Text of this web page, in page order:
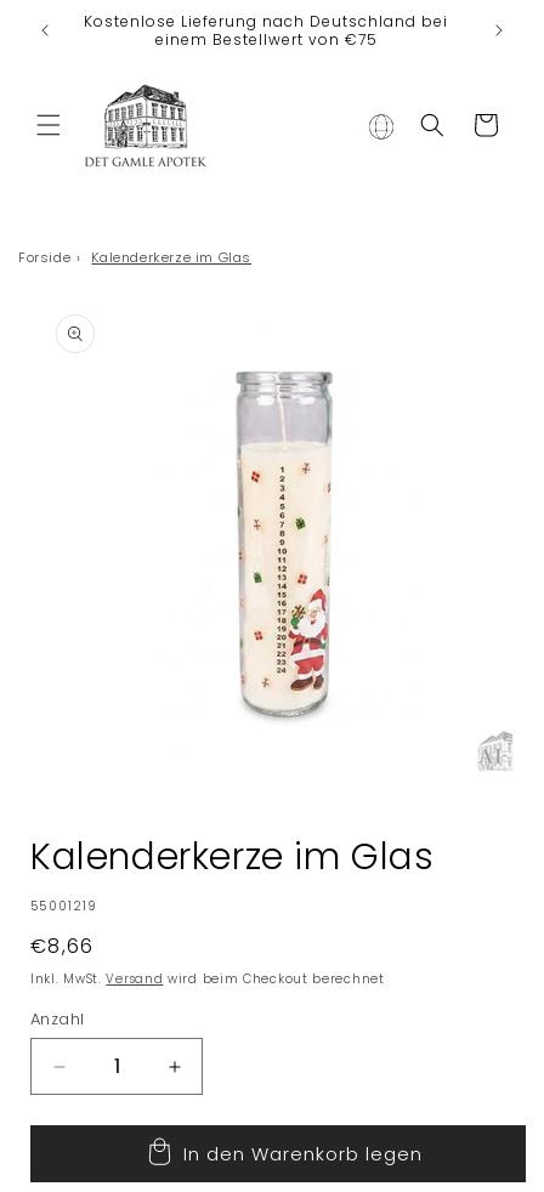
Direkt zum
Inhalt
Kostenlose Lieferung nach Deutschland bei
einem Bestellwert von €75
Warenkorb
Forside › Kalenderkerze im Glas
Modal
öffnen
Kalenderkerze im Glas
SKU:
55001219
Normaler
Preis
€8,66
Inkl. MwSt.Versand wird beim Checkout berechnet
Anzahl
Verringere
die
Menge
Kalenderkerze
Erhöhe
die
Menge
für
Kalenderkerze
In den Warenkorb legen